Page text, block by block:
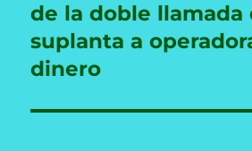
de la doble llamada
suplanta a
dinero